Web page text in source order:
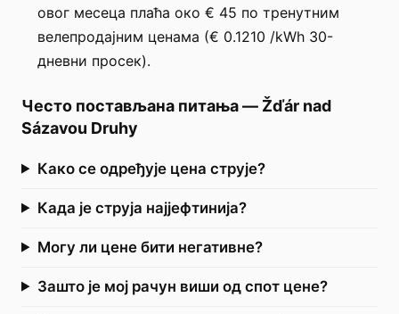
овог месеца плаћа око € 45 по тренутним
велепродајним ценама (€ 0.1210 /kWh 30-
дневни просек).
Често постављана питања— Žďár nad
Sázavou Druhy
Како се одређује цена струје?
Када је струја најјефтинија?
Могу ли цене бити негативне?
Зашто је мој рачун виши од спот цене?